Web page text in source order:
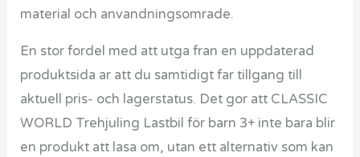
material och anvandningsomrade.
En stor fordel med att utga fran en uppdaterad
produktsida ar att du samtidigt far tillgang till
aktuell pris- och lagerstatus. Det gor att CLASSIC
WORLD Trehjuling Lastbil för barn 3+ inte bara blir
en produkt att lasa om, utan ett alternativ som kan